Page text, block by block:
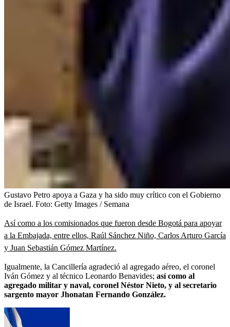
Gustavo Petro apoya a Gaza y ha sido muy crítico con el Gobierno
de Israel. Foto: Getty Images / Semana
Así como a los comisionados que fueron desde Bogotá para apoyar
a la Embajada, entre ellos, Raúl Sánchez Niño, Carlos Arturo García
y Juan Sebastián Gómez Martínez.
Igualmente, la Cancillería agradeció al agregado aéreo, el coronel
Iván Gómez y al técnico Leonardo Benavides; así como al
agregado militar y naval, coronel Néstor Nieto, y al secretario
sargento mayor Jhonatan Fernando González.